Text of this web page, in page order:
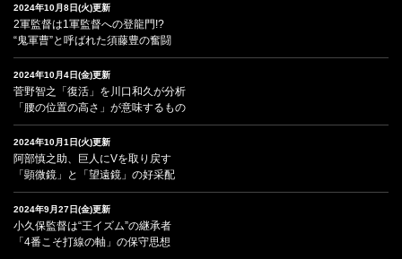
2024年10月8日(火)更新
2軍監督は1軍監督への登龍門!?
“鬼軍曹”と呼ばれた須藤豊の奮闘
2024年10月4日(金)更新
菅野智之「復活」を川口和久が分析
「腰の位置の高さ」が意味するもの
2024年10月1日(火)更新
阿部慎之助、巨人にVを取り戻す
「顕微鏡」と「望遠鏡」の好采配
2024年9月27日(金)更新
小久保監督は“王イズム”の継承者
「4番こそ打線の軸」の保守思想